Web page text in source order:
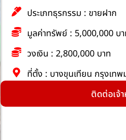
ประเภทธุรกรรม : ขายฝาก
มูลค่าทรัพย์ : 5,000,000 บ
วงเงิน : 2,800,000 บาท
ที่ตั้ง : บางขุนเทียน กรุงเทพ
ติดต่อเจ้